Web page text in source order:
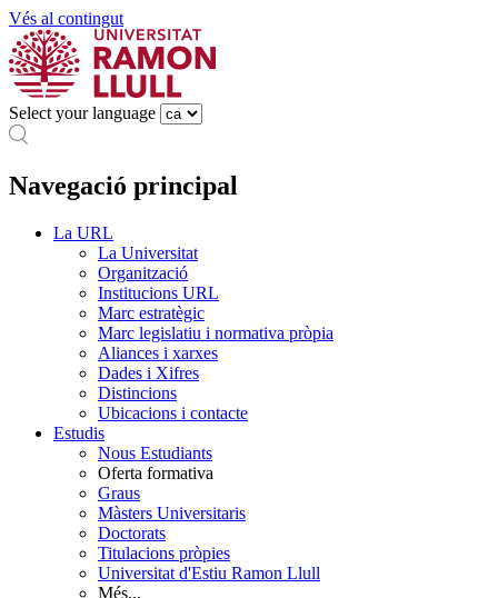
Vés al contingut
Select your language
Navegació principal
La URL
La Universitat
Organització
Institucions URL
Marc estratègic
Marc legislatiu i normativa pròpia
Aliances i xarxes
Dades i Xifres
Distincions
Ubicacions i contacte
Estudis
Nous Estudiants
Oferta formativa
Graus
Màsters Universitaris
Doctorats
Titulacions pròpies
Universitat d'Estiu Ramon Llull
Més...